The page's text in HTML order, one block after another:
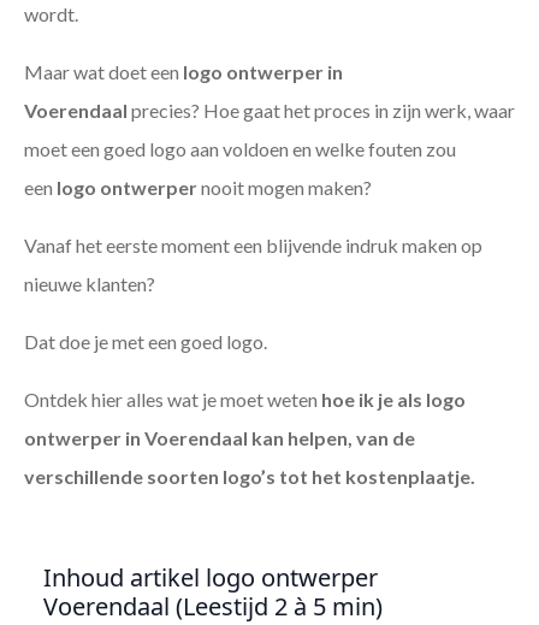
wordt.
Maar wat doet een logo ontwerper in
Voerendaal precies? Hoe gaat het proces in zijn werk, waar
moet een goed logo aan voldoen en welke fouten zou
een logo ontwerpernooit mogen maken?
Vanaf het eerste moment een blijvende indruk maken op
nieuwe klanten?
Dat doe je met een goed logo.
Ontdek hier alles wat je moet weten hoe ik je als logo
ontwerper in Voerendaal kan helpen, van de
verschillende soorten logo’s tot het kostenplaatje.
Inhoud artikel logo ontwerper
Voerendaal (Leestijd 2 à 5 min)